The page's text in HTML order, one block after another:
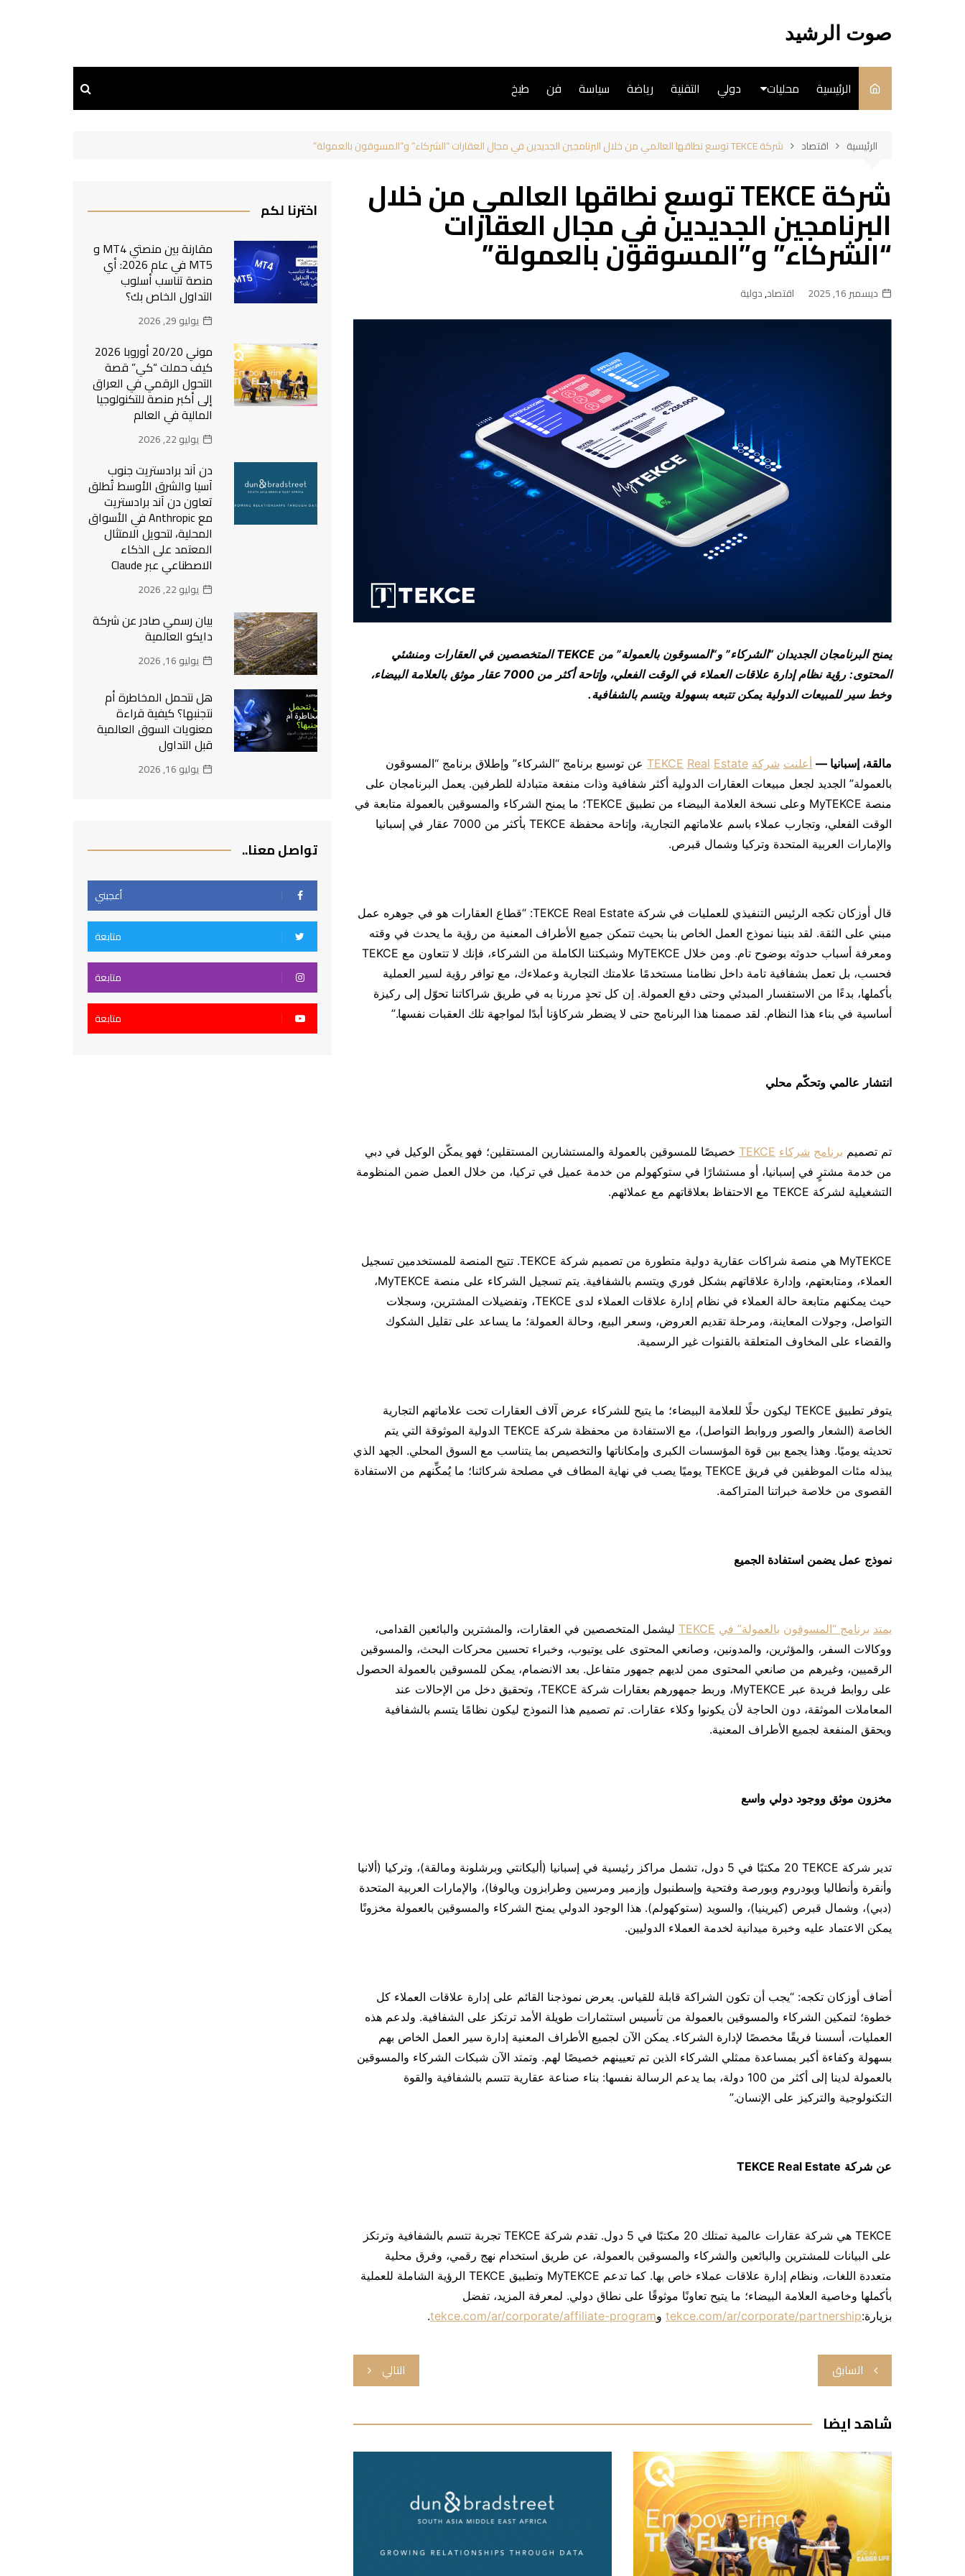
صوت الرشيد
الرئيسية محليات
طبخ
دولي التقنية رياضة سياسة فن طبخ
الرئيسية اقتصاد شركة TEKCE توسع نطاقها العالمي من خلال البرنامجين الجديدين في مجال العقارات “الشركاء” و”المسوقون بالعمولة”
شركة TEKCE توسع نطاقها العالمي من خلال
البرنامجين الجديدين في مجال العقارات
“الشركاء” و”المسوقون بالعمولة”
ديسمبر 16, 2025 اقتصاد,دولية
يمنح البرنامجان الجديدان “الشركاء” و“المسوقون بالعمولة” من TEKCE المتخصصين في العقارات ومنشئي
المحتوى: رؤية نظام إدارة علاقات العملاء في الوقت الفعلي، وإتاحة أكثر من عقار موثق بالعلامة البيضاء،
وخط سير للمبيعات الدولية يمكن تتبعه بسهولة ويتسم بالشفافية.
مالقة، إسبانيا — أعلنت شركة TEKCE Real Estate
عن توسيع برنامج “الشركاء” وإطلاق برنامج “المسوقون
بالعمولة” الجديد لجعل مبيعات العقارات الدولية أكثر شفافية وذات منفعة متبادلة للطرفين. يعمل البرنامجان على
منصة MyTEKCE وعلى نسخة العلامة البيضاء من تطبيق TEKCE؛ ما يمنح الشركاء والمسوقين بالعمولة متابعة في
الوقت الفعلي، وتجارب عملاء باسم علاماتهم التجارية، وإتاحة محفظة TEKCE بأكثر من 7000 عقار في إسبانيا
والإمارات العربية المتحدة وتركيا وشمال قبرص.
قال أوزكان تكجه الرئيس التنفيذي للعمليات في شركة TEKCE Real Estate: “قطاع العقارات هو في جوهره عمل
مبني على الثقة. لقد بنينا نموذج العمل الخاص بنا بحيث تتمكن جميع الأطراف المعنية من رؤية ما يحدث في وقته
ومعرفة أسباب حدوثه بوضوح تام. ومن خلال MyTEKCE وشبكتنا الكاملة من الشركاء، فإنك لا تتعاون مع TEKCE
فحسب، بل تعمل بشفافية تامة داخل نظامنا مستخدمًا علامتك التجارية وعملاءك، مع توافر رؤية لسير العملية
بأكملها، بدءًا من الاستفسار المبدئي وحتى دفع العمولة. إن كل تحدٍ مررنا به في طريق شراكاتنا تحوّل إلى ركيزة
أساسية في بناء هذا النظام. لقد صممنا هذا البرنامج حتى لا يضطر شركاؤنا أبدًا لمواجهة تلك العقبات نفسها.”
انتشار عالمي وتحكم محلي
تم تصميم برنامج شركاء TEKCE خصيصًا للمسوقين بالعمولة والمستشارين المستقلين؛ فهو يمكّن الوكيل في دبي
من خدمة مشترٍ في إسبانيا، أو مستشارًا في ستوكهولم من خدمة عميل في تركيا، من خلال العمل ضمن المنظومة
التشغيلية لشركة TEKCE مع الاحتفاظ بعلاقاتهم مع عملائهم.
MyTEKCE هي منصة شراكات عقارية دولية متطورة من تصميم شركة TEKCE. تتيح المنصة للمستخدمين تسجيل
العملاء، ومتابعتهم، وإدارة علاقاتهم بشكل فوري ويتسم بالشفافية. يتم تسجيل الشركاء على منصة MyTEKCE،
حيث يمكنهم متابعة حالة العملاء في نظام إدارة علاقات العملاء لدى TEKCE، وتفضيلات المشترين، وسجلات
التواصل، وجولات المعاينة، ومرحلة تقديم العروض، وسعر البيع، وحالة العمولة؛ ما يساعد على تقليل الشكوك
والقضاء على المخاوف المتعلقة بالقنوات غير الرسمية.
يتوفر تطبيق TEKCE ليكون حلًا للعلامة البيضاء؛ ما يتيح للشركاء عرض آلاف العقارات تحت علاماتهم التجارية
الخاصة (الشعار والصور وروابط التواصل)، مع الاستفادة من محفظة شركة TEKCE الدولية الموثوقة التي يتم
تحديثه يوميًا. وهذا يجمع بين قوة المؤسسات الكبرى وإمكاناتها والتخصيص بما يتناسب مع السوق المحلي. الجهد الذي
يبذله مئات الموظفين في فريق TEKCE يوميًا يصب في نهاية المطاف في مصلحة شركائنا؛ ما يُمكِّنهم من الاستفادة
القصوى من خلاصة خبراتنا المتراكمة.
نموذج عمل يضمن استفادة الجميع
يمتد برنامج “المسوقون بالعمولة” في TEKCE ليشمل المتخصصين في العقارات، والمشترين والبائعين القدامى،
ووكالات السفر، والمؤثرين، والمدونين، وصانعي المحتوى على يوتيوب، وخبراء تحسين محركات البحث، والمسوقين
الرقميين، وغيرهم من صانعي المحتوى ممن لديهم جمهور متفاعل. بعد الانضمام، يمكن للمسوقين بالعمولة الحصول
على روابط فريدة عبر MyTEKCE، وربط جمهورهم بعقارات شركة TEKCE، وتحقيق دخل من الإحالات عند
المعاملات الموثقة، دون الحاجة لأن يكونوا وكلاء عقارات. تم تصميم هذا النموذج ليكون نظامًا يتسم بالشفافية
ويحقق المنفعة لجميع الأطراف المعنية.
مخزون موثق ووجود دولي واسع
تدير شركة TEKCE ‏20 مكتبًا في 5 دول، تشمل مراكز رئيسية في إسبانيا (أليكانتي وبرشلونة ومالقة)، وتركيا (ألانيا
وأنقرة وأنطاليا وبودروم وبورصة وفتحية وإسطنبول وإزمير ومرسين وطرابزون ويالوفا)، والإمارات العربية المتحدة
(دبي)، وشمال قبرص (كيرينيا)، والسويد (ستوكهولم). هذا الوجود الدولي يمنح الشركاء والمسوقين بالعمولة مخزونًا
يمكن الاعتماد عليه وخبرة ميدانية لخدمة العملاء الدوليين.
أضاف أوزكان تكجه: “يجب أن تكون الشراكة قابلة للقياس. يعرض نموذجنا القائم على إدارة علاقات العملاء كل
خطوة؛ لتمكين الشركاء والمسوقين بالعمولة من تأسيس استثمارات طويلة الأمد ترتكز على الشفافية. ولدعم هذه
العمليات، أسسنا فريقًا مخصصًا لإدارة الشركاء. يمكن الآن لجميع الأطراف المعنية إدارة سير العمل الخاص بهم
بسهولة وكفاءة أكبر بمساعدة ممثلي الشركاء الذين تم تعيينهم خصيصًا لهم. وتمتد الآن شبكات الشركاء والمسوقين
بالعمولة لدينا إلى أكثر من 100 دولة، بما يدعم الرسالة نفسها: بناء صناعة عقارية تتسم بالشفافية والقوة
التكنولوجية والتركيز على الإنسان.”
عن شركة TEKCE Real Estate
TEKCE هي شركة عقارات عالمية تمتلك 20 مكتبًا في 5 دول. تقدم شركة TEKCE تجربة تتسم بالشفافية وترتكز
على البيانات للمشترين والبائعين والشركاء والمسوقين بالعمولة، عن طريق استخدام نهج رقمي، وفرق محلية
متعددة اللغات، ونظام إدارة علاقات عملاء خاص بها. كما تدعم MyTEKCE وتطبيق TEKCE الرؤية الشاملة للعملية
بأكملها وخاصية العلامة البيضاء؛ ما يتيح تعاونًا موثوقًا على نطاق دولي. لمعرفة المزيد، تفضل
بزيارة:tekce.com/ar/corporate/partnership وtekce.com/ar/corporate/affiliate-program
.
تصفّح
المقالات
السابق التالي
شاهد ايضا
اخترنا لكم
مقارنة بين منصتي MT4 و
MT5 في عام 2026: أي
منصة تناسب أسلوب
التداول الخاص بك؟
يوليو 29, 2026
موني 20/20 أوروبا 2026
كيف حملت “كي” قصة
التحول الرقمي في العراق
إلى أكبر منصة للتكنولوجيا
المالية في العالم
يوليو 22, 2026
دن آند برادستريت جنوب
آسيا والشرق الأوسط تُطلق
تعاون دن آند برادستريت
مع Anthropic في الأسواق
المحلية، لتحويل الامتثال
المعتمد على الذكاء
الاصطناعي عبر Claude
يوليو 22, 2026
بيان رسمي صادر عن شركة
دايكو العالمية
يوليو 16, 2026
هل نتحمل المخاطرة أم
نتجنبها؟ كيفية قراءة
معنويات السوق العالمية
قبل التداول
يوليو 16, 2026
تواصل معنا..
أعجبني
متابعة
متابعة
متابعة